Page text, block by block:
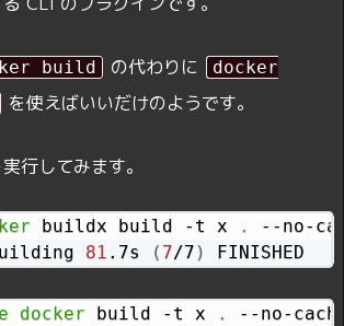
build の代わりに
docker
を使えばいいだけのようです。
行してみます。
buildx build -t x
.
81 .7s ( 7/7 ) FINISHED
docker build -t x
.